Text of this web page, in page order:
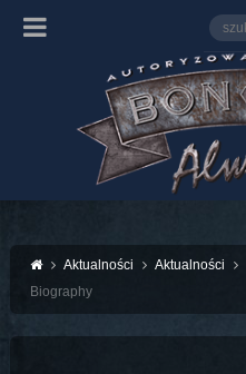
Aktualności Aktualności
Biography